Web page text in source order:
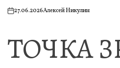
on27.06.2026Алексей Никулин
ТОЧКА